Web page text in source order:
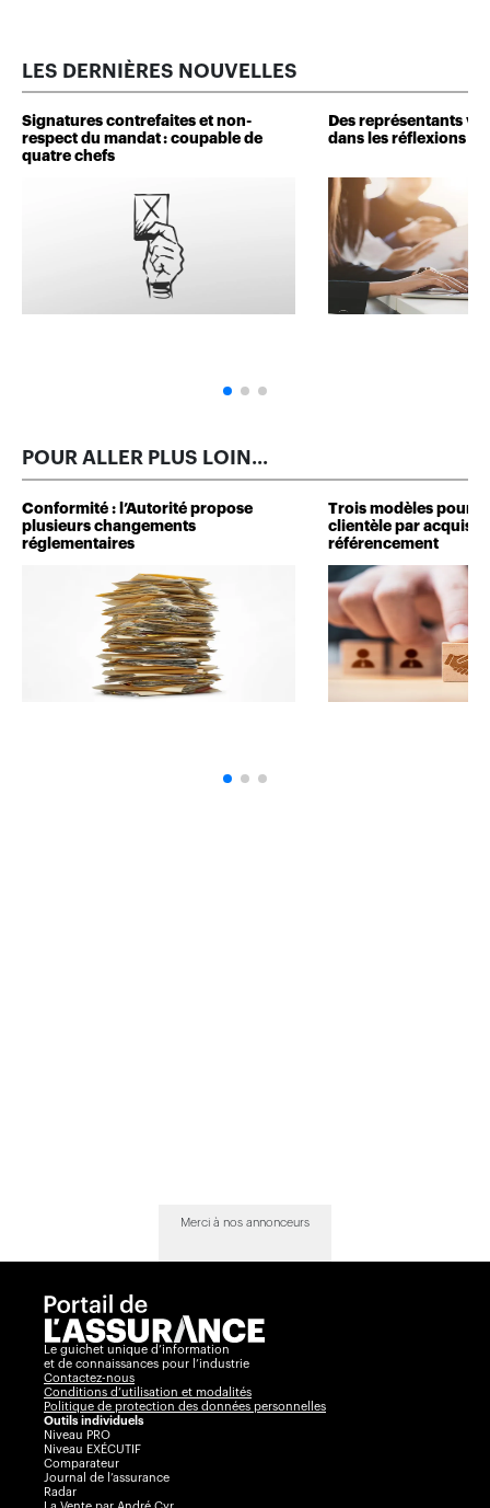
LES DERNIÈRES NOUVELLES
Signatures contrefaites et non-
respect du mandat : coupable de
quatre chefs
Des représentants
dans les réflexions de
POUR ALLER PLUS LOIN...
Conformité : l’Autorité propose
plusieurs changements
réglementaires
Trois modèles pour
clientèle par
référencement
Merci à nos annonceurs
Le guichet unique d’information
et de connaissances pour l’industrie
Contactez-nous
Conditions d’utilisation et modalités
Politique de protection des données personnelles
Outils individuels
Niveau PRO
Niveau EXÉCUTIF
Comparateur
Journal de l’assurance
Radar